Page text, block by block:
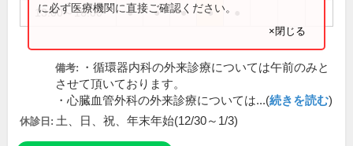
13:00～16:00 ● ● ● ●
に必ず医療機関に直接ご確認ください。
×閉じる
備考:
・循環器内科の外来診療については午前のみと
させて頂いております。
・心臓血管外科の外来診療については...(続きを読む)
休診日: 土、日、祝、年末年始(12/30～1/3)